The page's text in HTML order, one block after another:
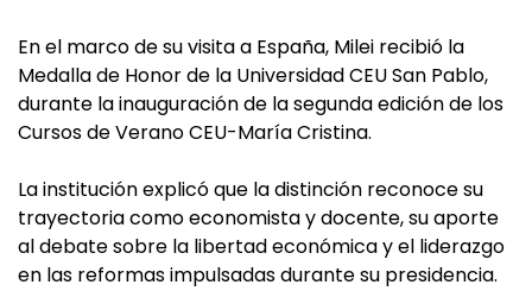
En el marco de su visita a España, Milei recibió la
Medalla de Honor de la Universidad CEU San Pablo,
durante la inauguración de la segunda edición de los
Cursos de Verano CEU-María Cristina.
La institución explicó que la distinción reconoce su
trayectoria como economista y docente, su aporte
al debate sobre la libertad económica y el liderazgo
en las reformas impulsadas durante su presidencia.